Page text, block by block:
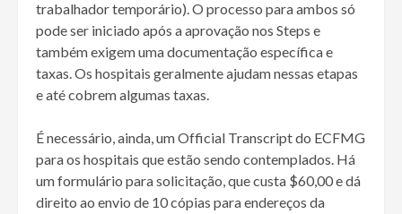
trabalhador temporário). O processo para ambos só
pode ser iniciado após a aprovação nos Steps e
também exigem uma documentação específica e
taxas. Os hospitais geralmente ajudam nessas etapas
e até cobrem algumas taxas.
É necessário, ainda, um Official Transcript do ECFMG
para os hospitais que estão sendo contemplados. Há
um formulário para solicitação, que custa $60,00 e dá
direito ao envio de 10 cópias para endereços da